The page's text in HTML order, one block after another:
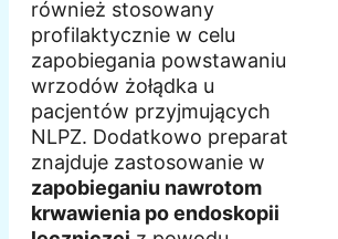
również stosowany
profilaktycznie w celu
zapobiegania powstawaniu
wrzodów żołądka u
pacjentów przyjmujących
NLPZ. Dodatkowo preparat
znajduje zastosowanie w
zapobieganiu nawrotom
krwawienia po endoskopii